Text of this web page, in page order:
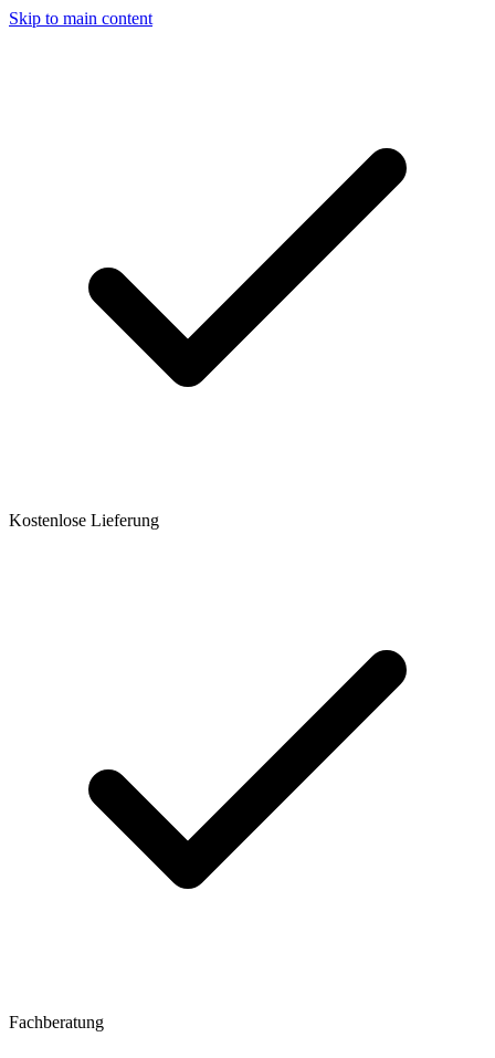
Skip to main content
Kostenlose Lieferung
Fachberatung